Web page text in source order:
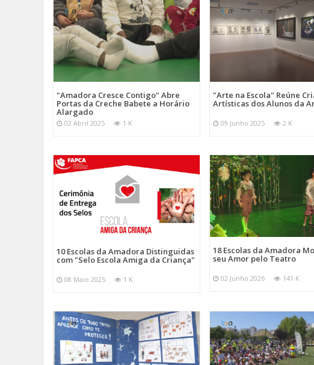
"Amadora Cresce Contigo" Abre
Portas da Creche Babete a Horário
Alargado
02 Abril 2025 1 K
"Arte na Escola" Reúne
Artísticas dos Alunos da
09 Junho 2025 2 K
10 Escolas da Amadora Distinguidas
com "Selo Escola Amiga da Criança"
08 Maio 2025 1 K
18 Escolas da Amadora
seu Amor pelo Teatro
02 Junho 2026 141 K